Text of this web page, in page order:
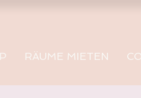
RÄUME MIETEN